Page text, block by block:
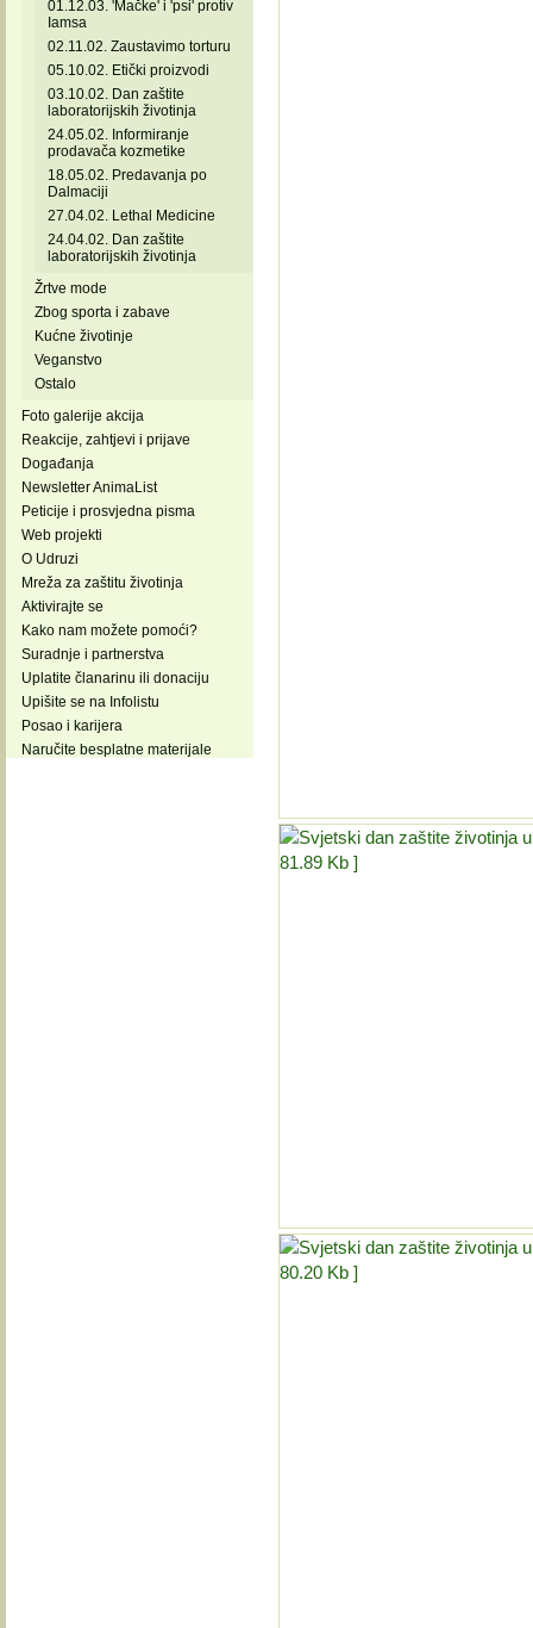
01.12.03. 'Mačke' i 'psi' protiv
Iamsa
02.11.02. Zaustavimo torturu
05.10.02. Etički proizvodi
03.10.02. Dan zaštite
laboratorijskih životinja
24.05.02. Informiranje
prodavača kozmetike
18.05.02. Predavanja po
Dalmaciji
27.04.02. Lethal Medicine
24.04.02. Dan zaštite
laboratorijskih životinja
Žrtve mode
Zbog sporta i zabave
Kućne životinje
Veganstvo
Ostalo
Foto galerije akcija
Reakcije, zahtjevi i prijave
Događanja
Newsletter AnimaList
Peticije i prosvjedna pisma
Web projekti
O Udruzi
Mreža za zaštitu životinja
Aktivirajte se
Kako nam možete pomoći?
Suradnje i partnerstva
Uplatite članarinu ili donaciju
Upišite se na Infolistu
Posao i karijera
Naručite besplatne materijale